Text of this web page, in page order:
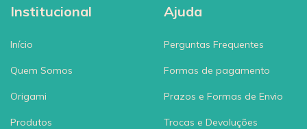
Institucional
Início
Quem Somos
Origami
Produtos
Ajuda
Perguntas Frequentes
Formas de pagamento
Prazos e Formas de Envio
Trocas e Devoluções